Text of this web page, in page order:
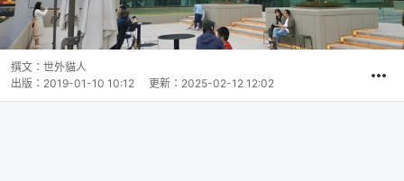
撰文： 世外貓人
出版： 2019-01-10 10:12 更新： 2025-02-12 12:02